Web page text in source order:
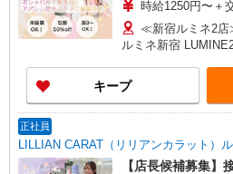
時給1250円〜＋
≪新宿ルミネ2
ルミネ新宿
キープ
正社員
LILLIAN CARAT（リリアンカラット）
【店長候補募集】